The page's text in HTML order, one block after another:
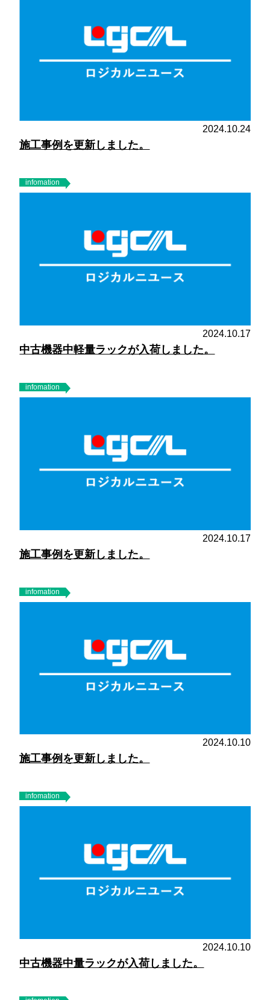
2024.10.24
施工事例を更新しました。
infomation
2024.10.17
中古機器中軽量ラックが入荷しました。
infomation
2024.10.17
施工事例を更新しました。
infomation
2024.10.10
施工事例を更新しました。
infomation
2024.10.10
中古機器中量ラックが入荷しました。